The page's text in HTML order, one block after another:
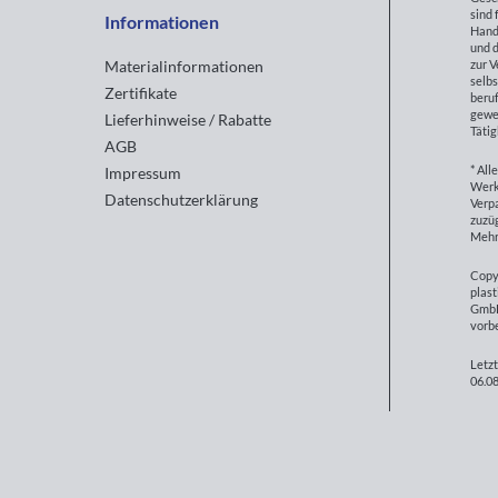
Informationen
Materialinformationen
Zertifikate
Lieferhinweise / Rabatte
AGB
Impressum
Datenschutzerklärung
sind
und
zur
*